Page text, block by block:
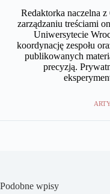
Redaktorka naczelna
zarządzaniu treściami
Uniwersytecie
koordynację zespołu
publikowanych
precyzją.
Podobne wpisy